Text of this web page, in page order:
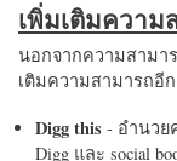
เพิ่มเติมความ
นอกจากความสามา
เติมความสามารถอี
Digg this - อำนวย
Digg และ social